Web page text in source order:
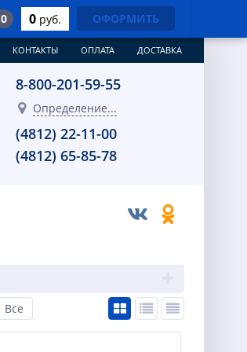
КОНТАКТЫ ОПЛАТА ДОСТАВКА
8-800-201-59-55
Определение...
(4812) 22-11-00
(4812) 65-85-78
Все
0 0 руб. ОФОРМИТЬ